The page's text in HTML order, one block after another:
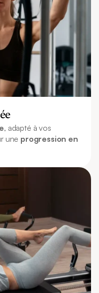
, adapté à vos
une progression en